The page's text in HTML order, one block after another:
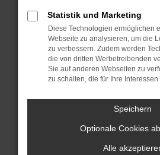
Sicherheitsrisiko, sondern
dass bestimmte Funktionen
unterstützt werden.
Wende dich an den
Wenn du alle oben
hast, kontaktiere uns bitte.
das Problem zu beheben. Du
Text schicken, um uns bei der
unterstützen:
Statistik und Marketing
Diese Technologien ermöglichen
Webseite zu analysieren, um die
zu verbessern. Zudem werden
die von dritten Werbetreibenden
Sie auf anderen Webseiten zu
zu schalten, die für Ihre
Speichern
Optionale Cookies
Alle